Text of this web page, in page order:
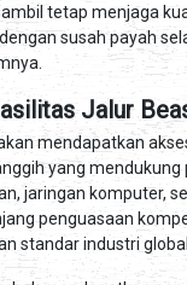
tetap menjaga
susah payah
Jalur
mendapatkan
yang
jaringan komputer,
penguasaan
standar industri